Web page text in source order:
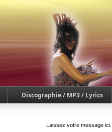
Discographie / MP3 / Lyrics
Laissez votre message ici...